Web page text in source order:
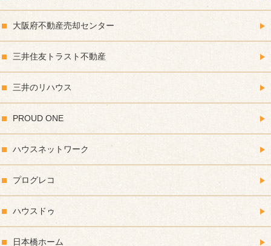
大阪府不動産売却センター
三井住友トラスト不動産
三井のリハウス
PROUD ONE
ハウスネットワーク
プログレコ
ハウスドゥ
日本橋ホーム